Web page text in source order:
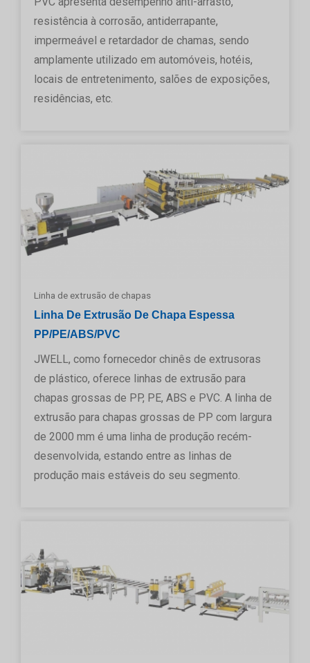
resistência à corrosão, antiderrapante,
impermeável e retardador de chamas, sendo
amplamente utilizado em automóveis, hotéis,
locais de entretenimento, salões de exposições,
residências, etc.
Linha de extrusão de chapas
Linha De Extrusão De Chapa Espessa
PP/PE/ABS/PVC
JWELL, como fornecedor chinês de extrusoras
de plástico, oferece linhas de extrusão para
chapas grossas de PP, PE, ABS e PVC. A linha de
extrusão para chapas grossas de PP com largura
de 2000 mm é uma linha de produção recém-
desenvolvida, estando entre as linhas de
produção mais estáveis do seu segmento.